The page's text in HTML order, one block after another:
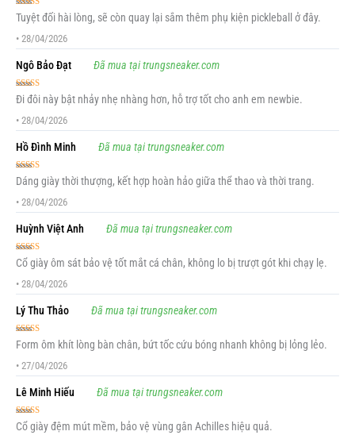
Được xếp
hạng5 5 sao
Tuyệt đối hài lòng, sẽ còn quay lại sắm thêm phụ kiện pickleball ở đây.
• 28/04/2026
Ngô Bảo Đạt Đã mua tại trungsneaker.com
Được xếp
hạng5 5 sao
Đi đôi này bật nhảy nhẹ nhàng hơn, hỗ trợ tốt cho anh em newbie.
• 28/04/2026
Hồ Đình Minh Đã mua tại trungsneaker.com
Được xếp
hạng5 5 sao
Dáng giày thời thượng, kết hợp hoàn hảo giữa thể thao và thời trang.
• 28/04/2026
Huỳnh Việt Anh Đã mua tại trungsneaker.com
Được xếp
hạng55 sao
Cổ giày ôm sát bảo vệ tốt mắt cá chân, không lo bị trượt gót khi chạy lẹ.
• 28/04/2026
Lý Thu Thảo Đã mua tại trungsneaker.com
Được xếp
hạng5 5 sao
Form ôm khít lòng bàn chân, bứt tốc cứu bóng nhanh không bị lỏng lẻo.
• 27/04/2026
Lê Minh Hiếu Đã mua tại trungsneaker.com
Được xếp
hạng55 sao
Cổ giày đệm mút mềm, bảo vệ vùng gân Achilles hiệu quả.